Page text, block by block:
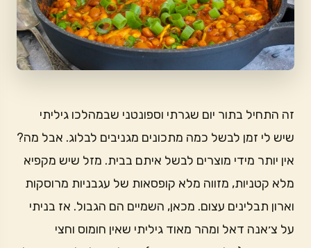
זה התחיל בתור יום שגרתי וספונטני שבמהלכו גיליתי
שיש לי זמן לבשל כמה מתכונים מגניבים לבלוג. אבל מה?
אין יותר מידי מוצרים לבשל איתם בבית. מזל שיש מקפיא
מלא קטניות, מזווה מלא קופסאות של עגבניות מרוסקות
וארון תבלינים עצום. מכאן, השמיים הם הגבול. אז בניתי
על צ׳אנה דאל ומהר מאוד גיליתי שאין חומוס וחצי